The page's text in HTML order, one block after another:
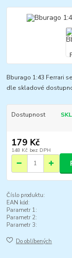
Bburago 1:43 Ferrari
dle skladové
Dostupnost
179 Kč
148 Kč bez DPH
Číslo produktu:
EAN kód:
Parametr 1:
Parametr 2:
Parametr 3:
Do oblíbených